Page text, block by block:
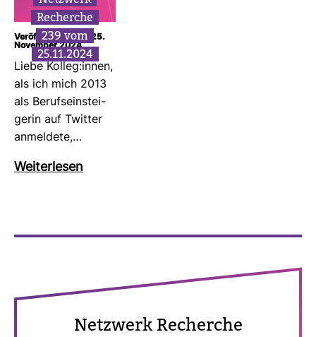
Recherche
239 vom
25.11.2024
Veröffentlicht am: 25.
November 2024
Liebe Kolleg:innen,
als ich mich 2013
als Berufs­ein­stei­
gerin auf Twitter
anmel­dete,…
Wei­ter­lesen
Netz­werk Recherche